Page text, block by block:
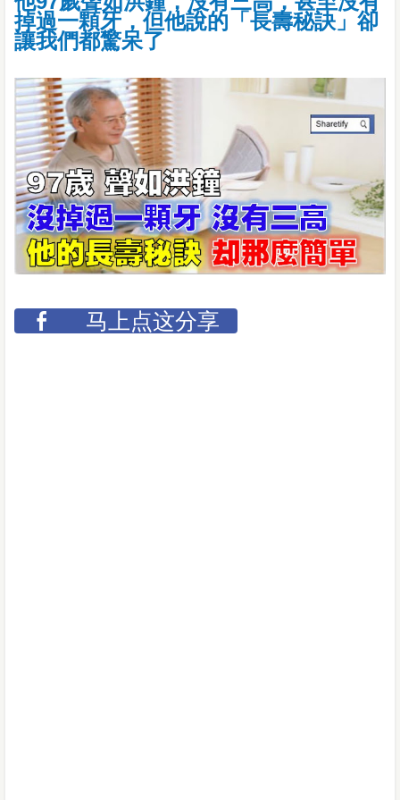
掉過一顆牙，但他說的「長壽秘訣」卻
讓我們都驚呆了
马上点这分享